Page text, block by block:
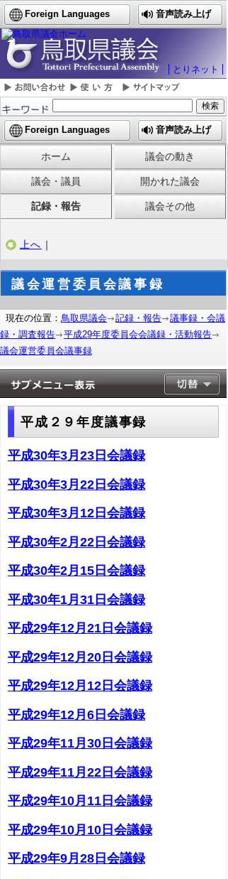
Foreign Languages 音声読み上げ
とりネット
Foreign Languages 音声読み上げ
ホーム 議会の動き
議会・議員 開かれた議会
記録・報告 議会その他
上へ ｜
議会運営委員会議事録
現在の位置： 鳥取県議会 記録・報告
議事録・会議
録・調査報告
平成29年度委員会会議録・活動報告
議会運営委員会議事録
平成２９年度議事録
平成30年3月23日会議録
平成30年3月22日会議録
平成30年3月12日会議録
平成30年2月22日会議録
平成30年2月15日会議録
平成30年1月31日会議録
平成29年12月21日会議録
平成29年12月20日会議録
平成29年12月12日会議録
平成29年12月6日会議録
平成29年11月30日会議録
平成29年11月22日会議録
平成29年10月11日会議録
平成29年10月10日会議録
平成29年9月28日会議録